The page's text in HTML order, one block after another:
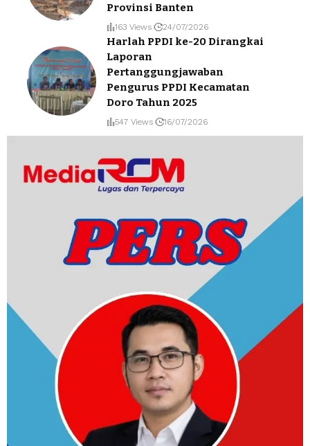
Provinsi Banten
163 Views 24/07/2026
Harlah PPDI ke-20 Dirangkai
Laporan
Pertanggungjawaban
Pengurus PPDI Kecamatan
Doro Tahun 2025
547 Views 16/07/2026